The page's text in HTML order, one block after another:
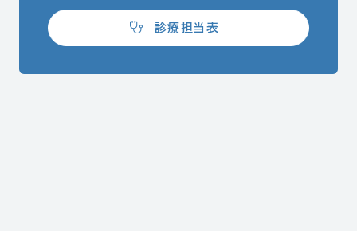
診療担当表
（別ウィンドウで開きます）